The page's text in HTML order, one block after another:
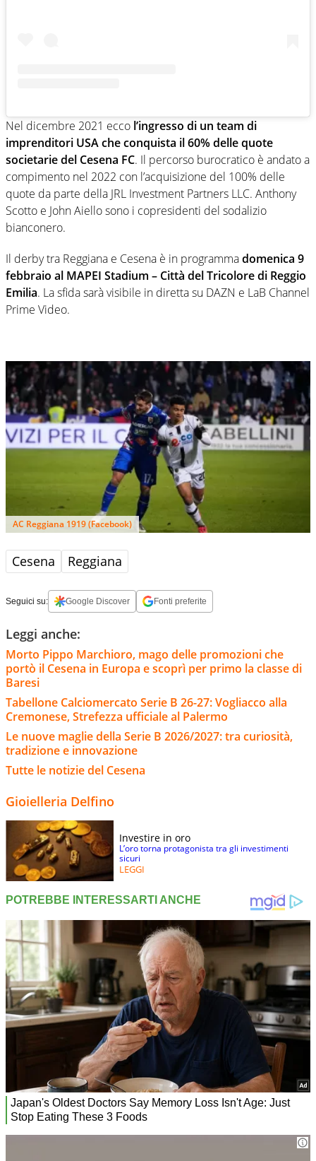
Nel dicembre 2021 ecco l’ingresso di un team di
imprenditori USA che conquista il 60% delle quote
societarie del Cesena FC. Il percorso burocratico è andato a
compimento nel 2022 con l’acquisizione del 100% delle
quote da parte della JRL Investment Partners LLC. Anthony
Scotto e John Aiello sono i copresidenti del sodalizio
bianconero.
Il derby tra Reggiana e Cesena è in programmadomenica 9
febbraio al MAPEI Stadium – Città del Tricolore di Reggio
Emilia. La sfida sarà visibile in diretta su DAZN e LaB Channel
Prime Video.
AC Reggiana 1919 (Facebook)
Cesena Reggiana
Seguici su: Google Discover Fonti preferite
Leggi anche:
Morto Pippo Marchioro, mago delle promozioni che
portò il Cesena in Europa e scoprì per primo la classe di
Baresi
Tabellone Calciomercato Serie B 26-27: Vogliacco alla
Cremonese, Strefezza ufficiale al Palermo
Le nuove maglie della Serie B 2026/2027: tra curiosità,
tradizione e innovazione
Tutte le notizie del Cesena
Gioielleria Delfino
Investire in oro
L’oro torna protagonista tra gli investimenti
sicuri
LEGGI